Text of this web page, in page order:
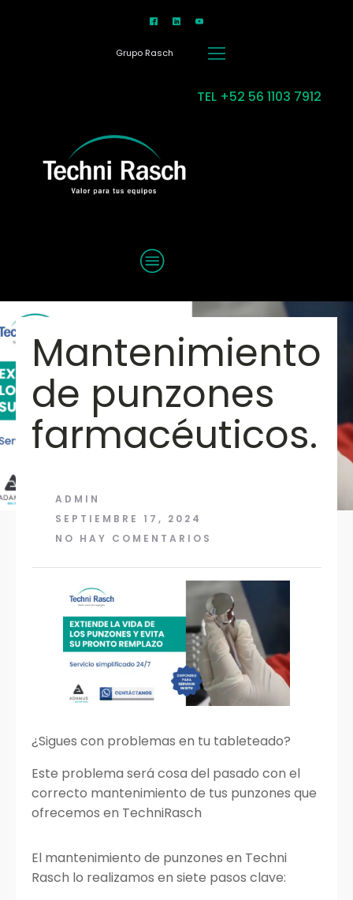
Grupo Rasch
TEL +52 56 1103 7912
Mantenimiento
de punzones
farmacéuticos.
ADMIN
SEPTIEMBRE 17, 2024
NO HAY COMENTARIOS
¿Sigues con problemas en tu tableteado?
Este problema será cosa del pasado con el
correcto mantenimiento de tus punzones que
ofrecemos en TechniRasch
El mantenimiento de punzones en Techni
Rasch lo realizamos en siete pasos clave: